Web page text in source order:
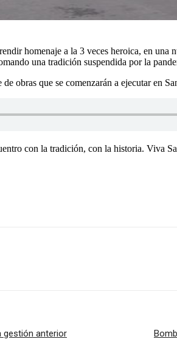
homenaje a la 3 veces heroica, en
una tradición suspendida por la
obras que se comenzarán a ejecutar en
con la tradición, con la historia. Viva
gestión anterior